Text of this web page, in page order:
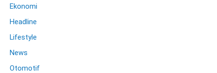
Ekonomi
Headline
Lifestyle
News
Otomotif